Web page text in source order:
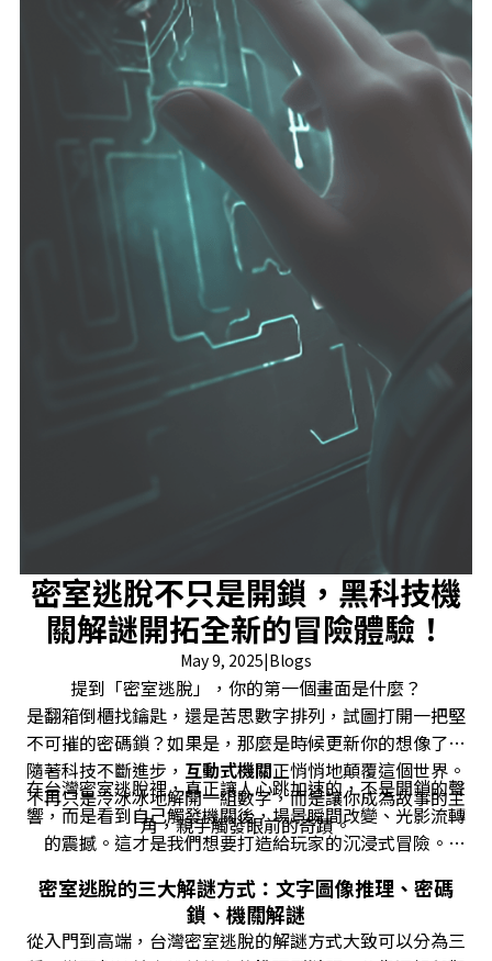
密室逃脫不只是開鎖，黑科技機
關解謎開拓全新的冒險體驗！
May 9, 2025|Blogs
提到「密室逃脫」，你的第一個畫面是什麼？
是翻箱倒櫃找鑰匙，還是苦思數字排列，試圖打開一把堅
不可摧的密碼鎖？如果是，那麼是時候更新你的想像了。
隨著科技不斷進步， 互動式機關正悄悄地顛覆這個世界。
不再只是冷冰冰地解開一組數字，而是讓你成為故事的主
角，親手觸發眼前的奇蹟。
在台灣密室逃脫裡，真正讓人心跳加速的，不是開鎖的聲
響，而是看到自己觸發機關後，場景瞬間改變、光影流轉
的震撼。這才是我們想要打造給玩家的沉浸式冒險。
密室逃脫的三大解謎方式：文字圖像推理、密碼
鎖、機關解謎
從入門到高端，台灣密室逃脫的解謎方式大致可以分為三